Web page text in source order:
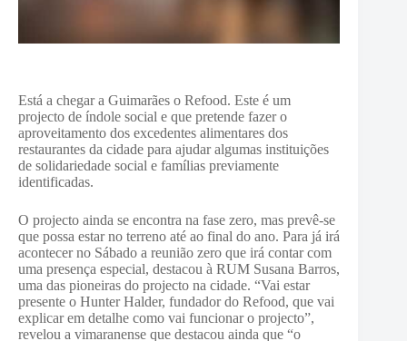
Está a chegar a Guimarães o Refood. Este é um
projecto de índole social e que pretende fazer o
aproveitamento dos excedentes alimentares dos
restaurantes da cidade para ajudar algumas instituições
de solidariedade social e famílias previamente
identificadas.
O projecto ainda se encontra na fase zero, mas prevê-se
que possa estar no terreno até ao final do ano. Para já irá
acontecer no Sábado a reunião zero que irá contar com
uma presença especial, destacou à RUM Susana Barros,
uma das pioneiras do projecto na cidade. “Vai estar
presente o Hunter Halder, fundador do Refood, que vai
explicar em detalhe como vai funcionar o projecto”,
revelou a vimaranense que destacou ainda que “o